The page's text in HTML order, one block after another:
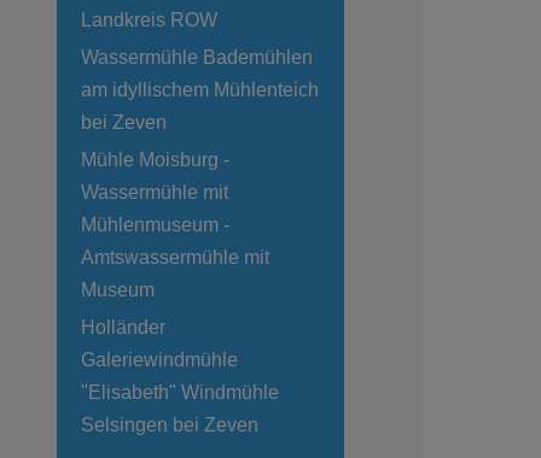
Landkreis ROW
Wassermühle Bademühlen
am idyllischem Mühlenteich
bei Zeven
Mühle Moisburg -
Wassermühle mit
Mühlenmuseum -
Amtswassermühle mit
Museum
Holländer
Galeriewindmühle
"Elisabeth" Windmühle
Selsingen bei Zeven